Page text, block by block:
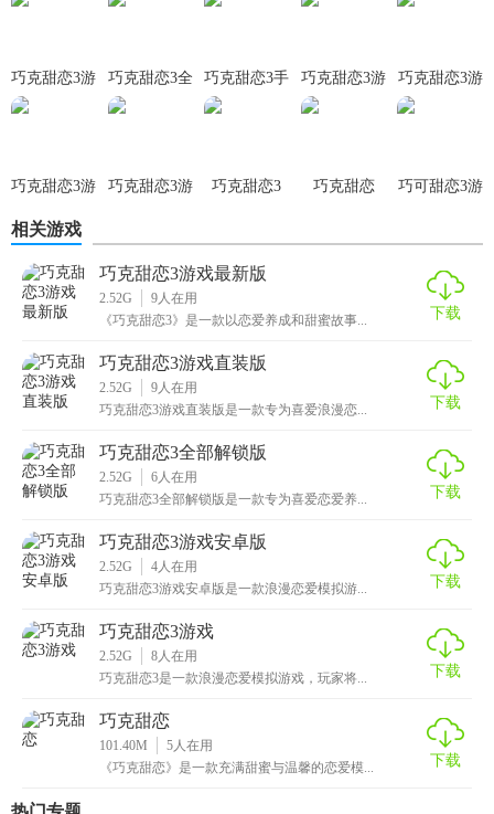
2. 免费体验：游戏本体免费下载和游玩，部分付费内容可选
剧情等，保持游戏的新鲜感和可玩性。
4. 社区支持：游戏拥有活跃的玩家社区，玩家可以在社区中
分享游戏体验、攻略和心得。
【巧克甜恋3手游汉化版测评】
巧克甜恋3手游汉化版是一款值得一试的恋爱模拟游戏。其精
美的画面、丰富的剧情和多样的互动方式都为玩家带来了极
享受游戏的乐趣。虽然游戏中有部分付费内容，但整体而
言，这是一款性价比很高的
，值得推荐给喜欢恋爱
模拟类游戏的玩家。
巧克甜恋3游
戏最新版
巧克甜恋3全
部解锁版
巧克甜恋3手
游汉化版
巧克甜恋3游
戏直装版
巧克甜恋3游
戏手机版
巧克甜恋3游
巧克甜恋3游
巧克甜恋3 巧克甜恋
巧可甜恋3游
相关游戏
巧克甜恋3游戏最新版
2.52G 9 人在用
《巧克甜恋3》是一款以恋爱养成和甜蜜故事...
下载
巧克甜恋3游戏直装版
2.52G 9 人在用
巧克甜恋3游戏直装版是一款专为喜爱浪漫恋...
下载
巧克甜恋3全部解锁版
2.52G 6 人在用
巧克甜恋3全部解锁版是一款专为喜爱恋爱养...
下载
巧克甜恋3游戏安卓版
2.52G 4 人在用
巧克甜恋3游戏安卓版是一款浪漫恋爱模拟游...
下载
巧克甜恋3游戏
2.52G 8 人在用
巧克甜恋3是一款浪漫恋爱模拟游戏，玩家将...
下载
巧克甜恋
101.40M 5 人在用
《巧克甜恋》是一款充满甜蜜与温馨的恋爱模...
下载